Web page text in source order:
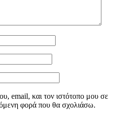
email, και τον ιστότοπο μου σε
φορά που θα σχολιάσω.